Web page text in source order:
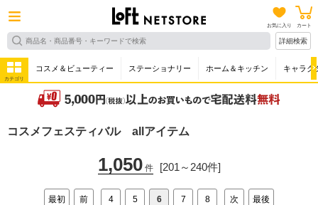
お気に入り カート
詳細検索
カテゴリ
コスメ＆ビューティー ステーショナリー ホーム＆キッチン キャラク
コスメフェスティバル allアイテム
1,050件 [201～240件]
最初 前 4 5 6 7 8 次 最後